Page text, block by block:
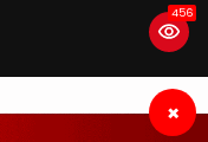
456
×